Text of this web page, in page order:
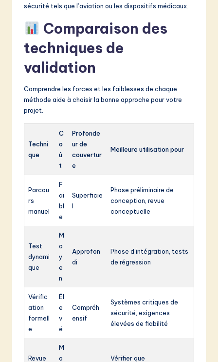
sécurité tels que l’aviation ou les dispositifs médicaux.
Comparaison des
techniques de
validation
Comprendre les forces et les faiblesses de chaque
méthode aide à choisir la bonne approche pour votre
projet.
Techni
que
C
o
û
t
Profonde
ur de
couvertur
e
Meilleure utilisation pour
Parcou
rs
manuel
F
ai
bl
e
Superficie
l
Phase préliminaire de
conception, revue
conceptuelle
Test
dynami
que
M
o
y
e
n
Approfon
di
Phase d’intégration, tests
de régression
Vérific
ation
formell
e
Él
e
v
é
Compréh
ensif
Systèmes critiques de
sécurité, exigences
élevées de fiabilité
Revue
M
o
Vérifier que